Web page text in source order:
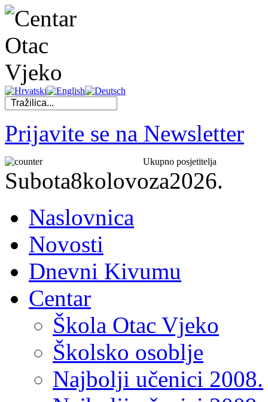
Prijavite se na Newsletter
Ukupno posjetitelja
Subota8kolovoza2026.
Naslovnica
Novosti
Dnevni Kivumu
Centar
Škola Otac Vjeko
Školsko osoblje
Najbolji učenici 2008.